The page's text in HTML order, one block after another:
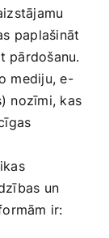
paplašināt
pārdošanu.
mediju, e-
nozīmi, kas
un
ir: